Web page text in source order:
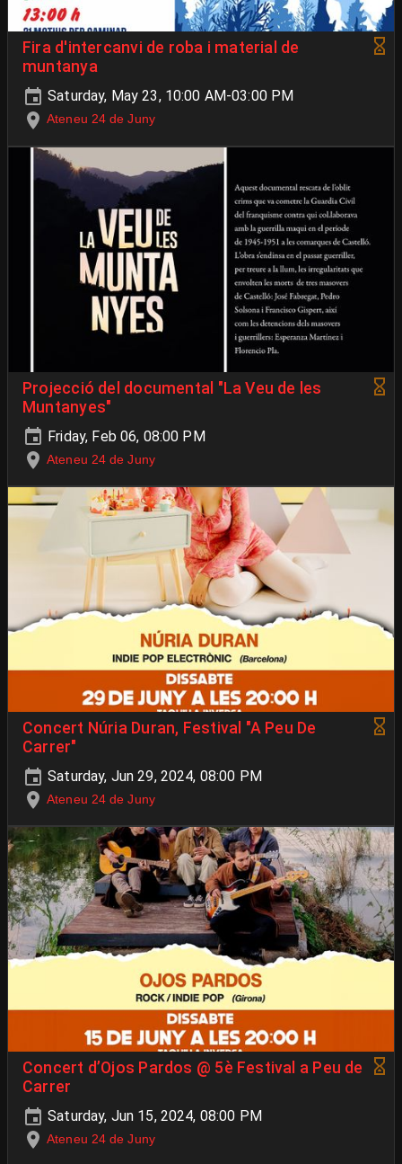
Fira d'intercanvi de roba i material de
muntanya
Saturday, May 23, 10:00 AM-03:00 PM
Ateneu 24 de Juny
Projecció del documental "La Veu de les
Muntanyes"
Friday, Feb 06, 08:00 PM
Ateneu 24 de Juny
Concert Núria Duran, Festival "A Peu De
Carrer"
Saturday, Jun 29, 2024, 08:00 PM
Ateneu 24 de Juny
Concert d’Ojos Pardos @ 5è Festival a Peu de
Carrer
Saturday, Jun 15, 2024, 08:00 PM
Ateneu 24 de Juny